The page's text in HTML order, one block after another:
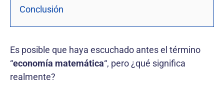
Conclusión
Es posible que haya escuchado antes el término
“economía matemática“, pero ¿qué significa
realmente?